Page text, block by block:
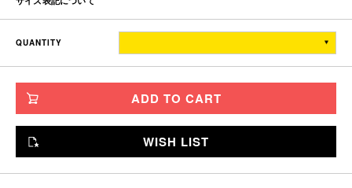
ウエスト 渡り幅 股上 レングス
裾幅
86 40.9 33 65
20.5
SKINNY
90 41.9 34 66.5
21.5
FAT
96 43.6
JUMBO
104 45.7 36 70.4 23.5
QUANTITY
ADD TO CART
WISH LIST